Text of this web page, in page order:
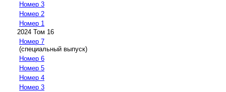
Номер 3
Номер 2
Номер 1
2024 Том 16
Номер 7
(специальный выпуск)
Номер 6
Номер 5
Номер 4
Номер 3